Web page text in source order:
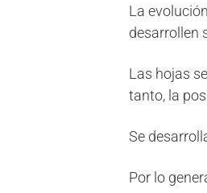
La
desarrollen
Las hojas
tanto, la
Se
Por lo